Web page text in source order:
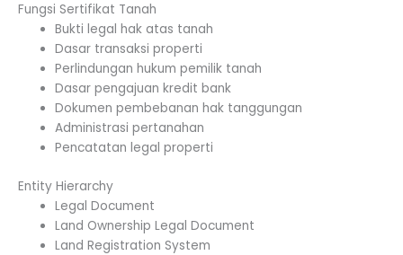
Fungsi Sertifikat Tanah
Bukti legal hak atas tanah
Dasar transaksi properti
Perlindungan hukum pemilik tanah
Dasar pengajuan kredit bank
Dokumen pembebanan hak tanggungan
Administrasi pertanahan
Pencatatan legal properti
Entity Hierarchy
Legal Document
Land Ownership Legal Document
Land Registration System